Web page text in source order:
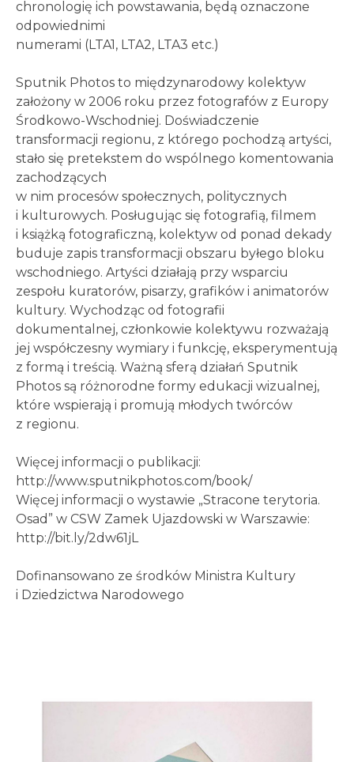
chronologię ich powstawania, będą oznaczone
odpowiednimi
numerami (LTA1, LTA2, LTA3 etc.)
Sputnik Photos to międzynarodowy kolektyw
założony w 2006 roku przez fotografów z Europy
Środkowo-Wschodniej. Doświadczenie
transformacji regionu, z którego pochodzą artyści,
stało się pretekstem do wspólnego komentowania
zachodzących
w nim procesów społecznych, politycznych
i kulturowych. Posługując się fotografią, filmem
i książką fotograficzną, kolektyw od ponad dekady
buduje zapis transformacji obszaru byłego bloku
wschodniego. Artyści działają przy wsparciu
zespołu kuratorów, pisarzy, grafików i animatorów
kultury. Wychodząc od fotografii
dokumentalnej, członkowie kolektywu rozważają
jej współczesny wymiary i funkcję, eksperymentują
z formą i treścią. Ważną sferą działań Sputnik
Photos są różnorodne formy edukacji wizualnej,
które wspierają i promują młodych twórców
z regionu.
Więcej informacji o publikacji:
http://www.sputnikphotos.com/book/
Więcej informacji o wystawie „Stracone terytoria.
Osad” w CSW Zamek Ujazdowski w Warszawie:
http://bit.ly/2dw61jL
Dofinansowano ze środków Ministra Kultury
i Dziedzictwa Narodowego